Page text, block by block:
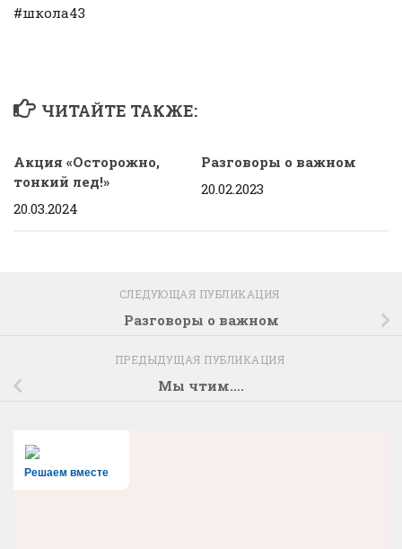
#школа43
ЧИТАЙТЕ ТАКЖЕ:
Акция «Осторожно,
тонкий лед!»
20.03.2024
Разговоры о важном
20.02.2023
СЛЕДУЮЩАЯ ПУБЛИКАЦИЯ
Разговоры о важном
ПРЕДЫДУЩАЯ ПУБЛИКАЦИЯ
Мы чтим….
Решаем вместе